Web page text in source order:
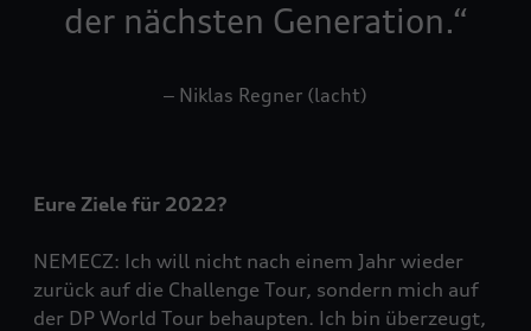
der nächsten Generation.
‒ Niklas Regner (lacht)
Eure Ziele für 2022?
NEMECZ: Ich will nicht nach einem Jahr wieder
zurück auf die Challenge Tour, sondern mich auf
der DP World Tour behaupten. Ich bin überzeugt,